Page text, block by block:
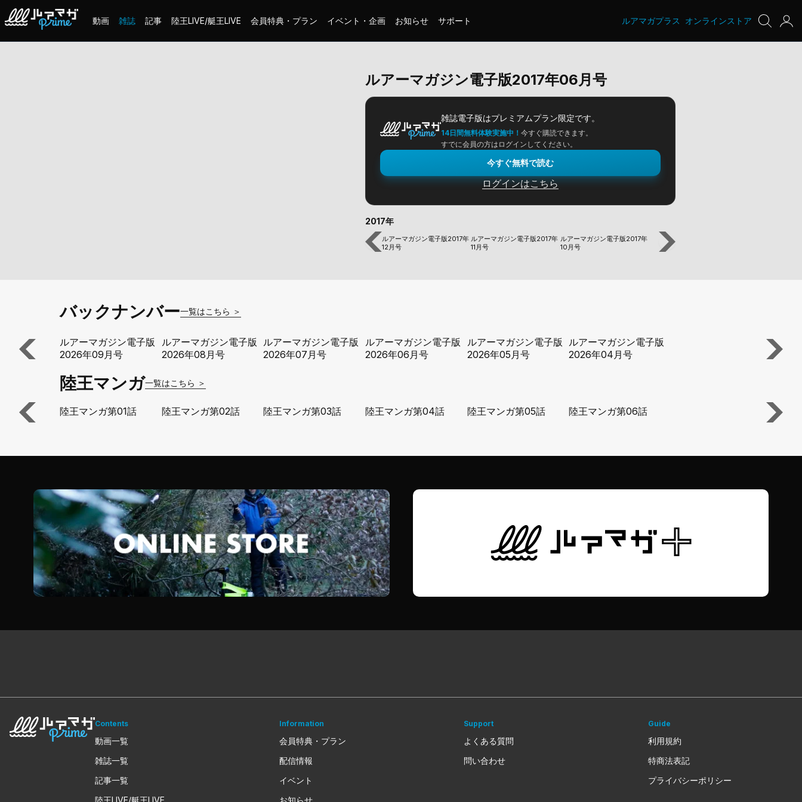
動画 雑誌 記事 陸王LIVE/艇王LIVE 会員特典・プラン イベント・企画 お知らせ サポート ルアマガプラス オンラインストア
ルアーマガジン電子版2017年06月号
雑誌電子版はプレミアムプラン限定です。
14日間無料体験実施中！今すぐ購読できます。
すでに会員の方はログインしてください。
今すぐ無料で読む
ログインはこちら
2017年
ルアーマガジン電子版2017年
12月号
ルアーマガジン電子版2017年
11月号
ルアーマガジン電子版2017年
10月号
ルアーマガジン電子版2017年
09月号
バックナンバー一覧はこちら ＞
ルアーマガジン電子版
2026年09月号
ルアーマガジン電子版
2026年08月号
ルアーマガジン電子版
2026年07月号
ルアーマガジン電子版
2026年06月号
ルアーマガジン電子版
2026年05月号
ルアーマガジン電子版
2026年04月号
ルアーマガ
2026年03月
陸王マンガ一覧はこちら ＞
陸王マンガ第01話 陸王マンガ第02話 陸王マンガ第03話 陸王マンガ第04話 陸王マンガ第05話 陸王マンガ第06話 陸王マンガ
Contents
動画一覧
雑誌一覧
記事一覧
陸王LIVE/艇王LIVE
Information
会員特典・プラン
配信情報
イベント
お知らせ
Support
よくある質問
問い合わせ
Guide
利用規約
特商法表記
プライバシーポリシー